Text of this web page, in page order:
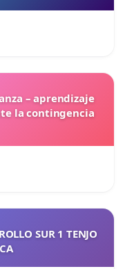
– aprendizaje
la contingencia
SUR 1 TENJO